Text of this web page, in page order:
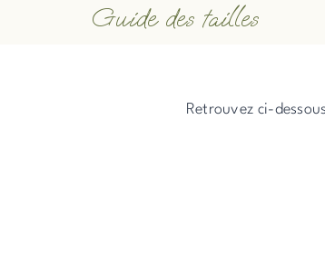
Guide des tailles
Retrouvez ci-